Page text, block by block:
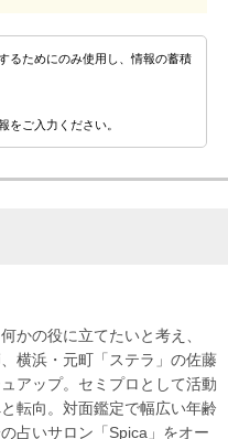
るためにのみ使用し、情報の蓄積
をご入力ください。
かの役に立てたいと考え、
横浜・元町「ステラ」の佐藤
アップ。セミプロとして活動
転向。対面鑑定で幅広い年齢
占いサロン「Spica」をオー